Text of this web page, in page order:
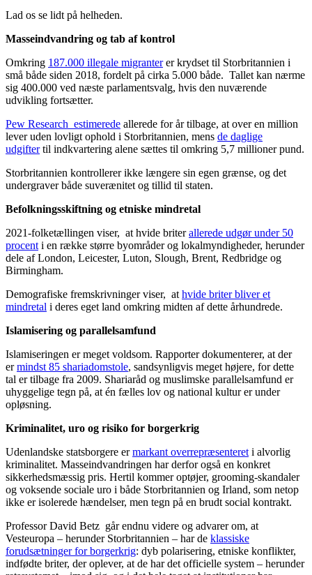
Lad os se lidt på helheden.
Masseindvandring og tab af kontrol
Omkring 187.000 illegale migranterer krydset til Storbritannien i
små både siden 2018, fordelt på cirka 5.000 både. Tallet kan nærme
sig 400.000 ved næste parlamentsvalg, hvis den nuværende
udvikling fortsætter.
Pew Research estimerede allerede for år tilbage, at over en million
lever uden lovligt ophold i Storbritannien, mens de daglige
udgiftertil indkvartering alene sættes til omkring 5,7 millioner pund.
Storbritannien kontrollerer ikke længere sin egen grænse, og det
undergraver både suverænitet og tillid til staten.
Befolkningsskiftning og etniske mindretal
2021‑folketællingen viser, at hvide briterallerede udgør under 50
procent i en række større byområder og lokalmyndigheder, herunder
dele af London, Leicester, Luton, Slough, Brent, Redbridge og
Birmingham.
Demografiske fremskrivninger viser, at hvide briter bliver et
mindretal i deres eget land omkring midten af dette århundrede.
Islamisering og parallelsamfund
Islamiseringen er meget voldsom. Rapporter dokumenterer, at der
ermindst 85 shariadomstole, sandsynligvis meget højere, for dette
tal er tilbage fra 2009. Shariaråd og muslimske parallelsamfund er
uhyggelige tegn på, at én fælles lov og national kultur er under
opløsning.
Kriminalitet, uro og risiko for borgerkrig
Udenlandske statsborgere ermarkant overrepræsenteret i alvorlig
kriminalitet. Masseindvandringen har derfor også en konkret
sikkerhedsmæssig pris. Hertil kommer optøjer, grooming‑skandaler
og voksende sociale uro i både Storbritannien og Irland, som netop
ikke er isolerede hændelser, men tegn på en brudt social kontrakt.
Professor David Betz går endnu videre og advarer om, at
Vesteuropa – herunder Storbritannien – har de klassiske
forudsætninger for borgerkrig: dyb polarisering, etniske konflikter,
indfødte briter, der oplever, at de har det officielle system – herunder